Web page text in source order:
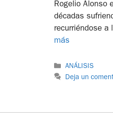
Rogelio Alonso
décadas
recurriéndose
más
ANÁLISIS
Deja un